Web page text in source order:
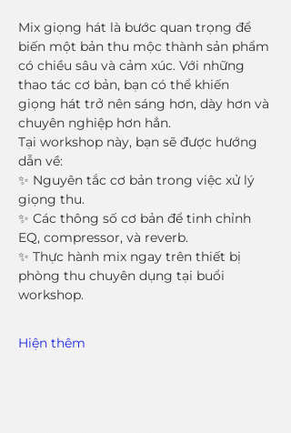
Mix giọng hát là bước quan trọng để
biến một bản thu mộc thành sản phẩm
có chiều sâu và cảm xúc. Với những
thao tác cơ bản, bạn có thể khiến
giọng hát trở nên sáng hơn, dày hơn và
chuyên nghiệp hơn hẳn.
Tại workshop này, bạn sẽ được hướng
dẫn về:
✨ Nguyên tắc cơ bản trong việc xử lý
giọng thu.
✨ Các thông số cơ bản để tinh chỉnh
EQ, compressor, và reverb.
✨ Thực hành mix ngay trên thiết bị
phòng thu chuyên dụng tại buổi
workshop.
Hiện thêm